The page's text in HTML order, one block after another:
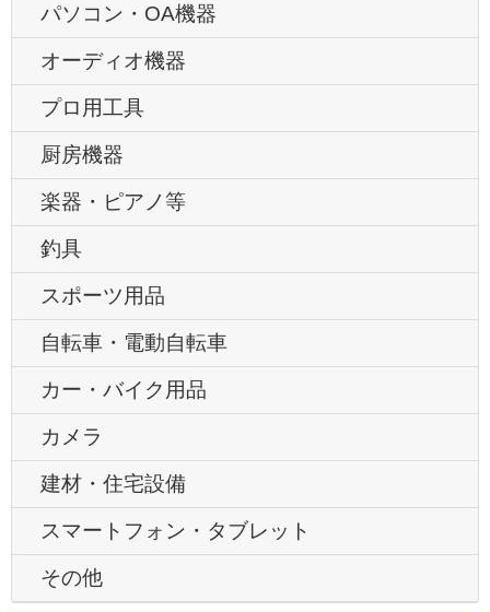
パソコン・OA機器
オーディオ機器
プロ用工具
厨房機器
楽器・ピアノ等
釣具
スポーツ用品
自転車・電動自転車
カー・バイク用品
カメラ
建材・住宅設備
スマートフォン・タブレット
その他